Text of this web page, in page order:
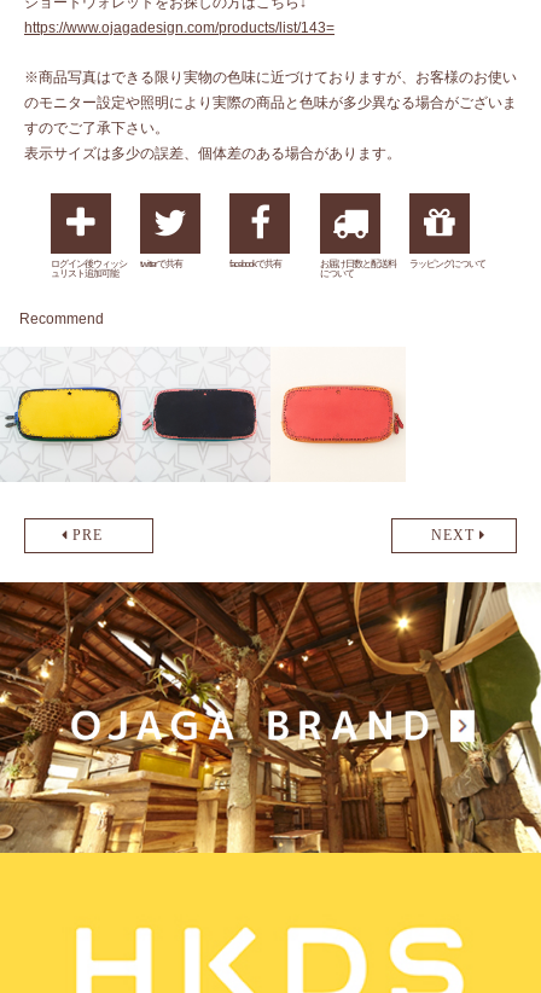
https://www.ojagadesign.com/products/list/143=
※商品写真はできる限り実物の色味に近づけておりますが、お客様のお使い
のモニター設定や照明により実際の商品と色味が多少異なる場合がございま
すのでご了承下さい。
表示サイズは多少の誤差、個体差のある場合があります。
ログイン後ウィッシ
ュリスト追加可能
twitterで共有 facebookで共有
お届け日数と配送料
について
ラッピングについて
Recommend